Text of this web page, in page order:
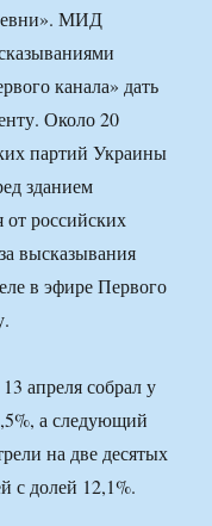
МИД
канала» дать
Около 20
партий Украины
зданием
от российских
высказывания
в эфире Первого
апреля собрал у
а следующий
на две десятых
с долей 12,1%.